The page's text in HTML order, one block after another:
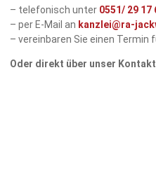
– telefonisch unter 0551/ 29 17
– per E-Mail an kanzlei@ra-
– vereinbaren Sie einen Termin
Oder direkt über unser